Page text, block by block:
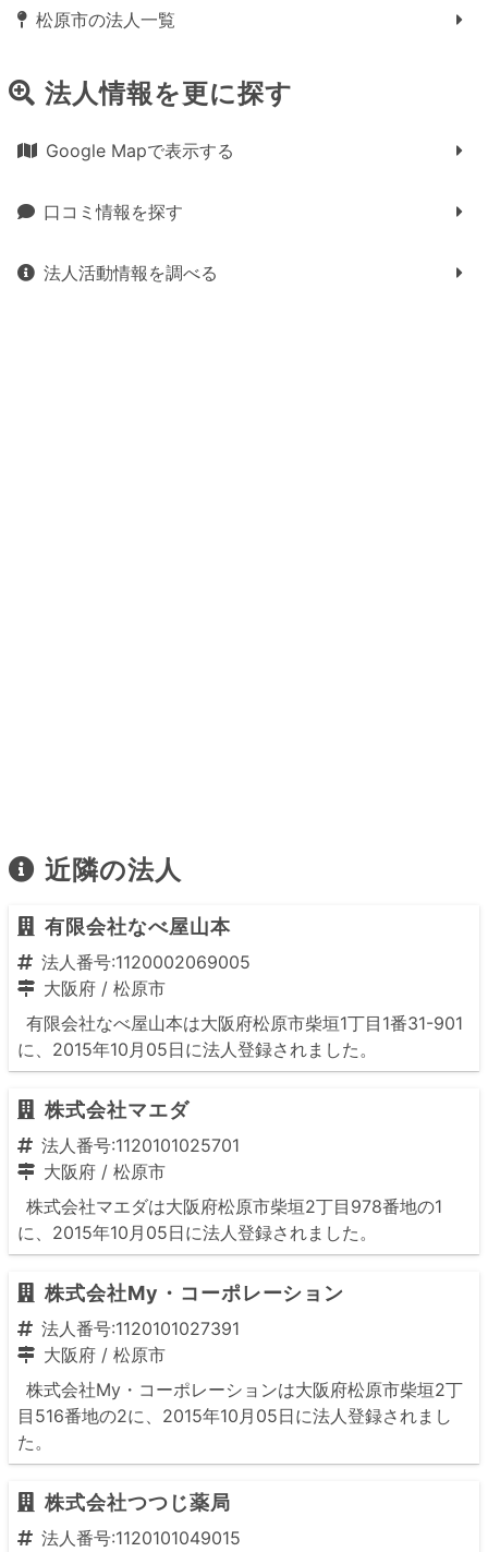
松原市の法人一覧
法人情報を更に探す
Google Mapで表示する
口コミ情報を探す
法人活動情報を調べる
近隣の法人
有限会社なべ屋山本
法人番号:1120002069005
大阪府 / 松原市
有限会社なべ屋山本は大阪府松原市柴垣1丁目1番31-901
に、2015年10月05日に法人登録されました。
株式会社マエダ
法人番号:1120101025701
大阪府 / 松原市
株式会社マエダは大阪府松原市柴垣2丁目978番地の1
に、2015年10月05日に法人登録されました。
株式会社My・コーポレーション
法人番号:1120101027391
大阪府 / 松原市
株式会社My・コーポレーションは大阪府松原市柴垣2丁
目516番地の2に、2015年10月05日に法人登録されまし
た。
株式会社つつじ薬局
法人番号:1120101049015